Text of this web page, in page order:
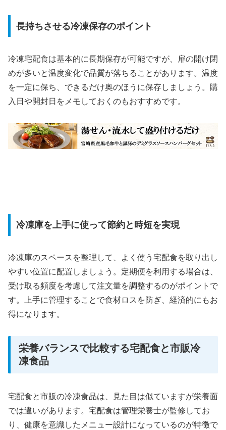
長持ちさせる冷凍保存のポイント
冷凍宅配食は基本的に長期保存が可能ですが、扉の開け閉
めが多いと温度変化で品質が落ちることがあります。温度
を一定に保ち、できるだけ奥のほうに保存しましょう。購
入日や開封日をメモしておくのもおすすめです。
冷凍庫を上手に使って節約と時短を実現
冷凍庫のスペースを整理して、よく使う宅配食を取り出し
やすい位置に配置しましょう。定期便を利用する場合は、
受け取る頻度を考慮して注文量を調整するのがポイントで
す。上手に管理することで食材ロスを防ぎ、経済的にもお
得になります。
栄養バランスで比較する宅配食と市販冷
凍食品
宅配食と市販の冷凍食品は、見た目は似ていますが栄養面
では違いがあります。宅配食は管理栄養士が監修してお
り、健康を意識したメニュー設計になっているのが特徴で